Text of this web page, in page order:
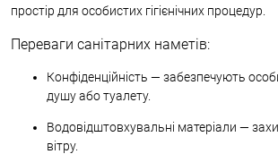
простір для особистих гігієнічних процедур.
Переваги санітарних наметів:
Конфіденційність — забезпечують
душу або туалету.
Водовідштовхувальні матеріали —
вітру.